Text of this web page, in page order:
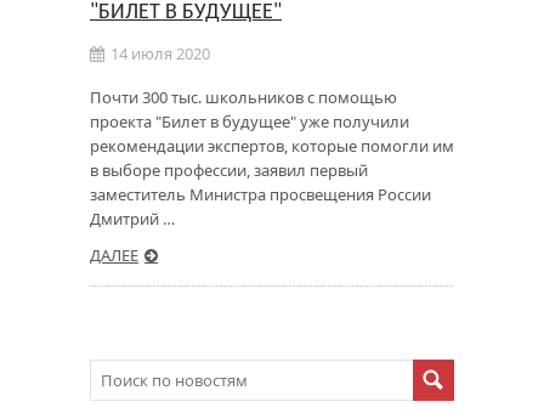
"БИЛЕТ В БУДУЩЕЕ"
14 июля 2020
Почти 300 тыс. школьников с помощью
проекта "Билет в будущее" уже получили
рекомендации экспертов, которые помогли им
в выборе профессии, заявил первый
заместитель Министра просвещения России
Дмитрий …
ДАЛЕЕ